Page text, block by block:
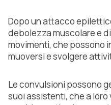
Dopo un attacco
debolezza muscolare e
movimenti, che possono
muoversi e svolgere
Le convulsioni possono
suoi assistenti, che a